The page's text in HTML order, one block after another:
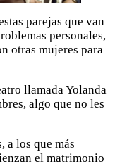
parejas que van
personales,
otras mujeres para
llamada Yolanda
algo que no les
a los que más
el matrimonio